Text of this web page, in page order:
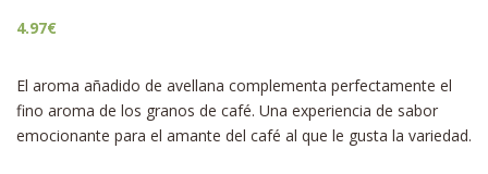
4.97€
El aroma añadido de avellana complementa perfectamente el
fino aroma de los granos de café. Una experiencia de sabor
emocionante para el amante del café al que le gusta la variedad.